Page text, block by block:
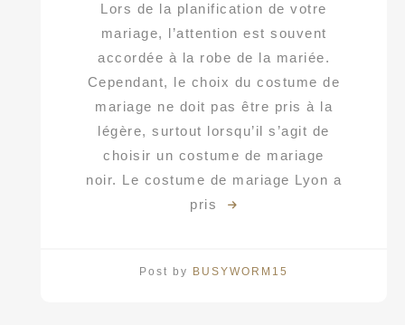
Lors de la planification de votre
mariage, l’attention est souvent
accordée à la robe de la mariée.
Cependant, le choix du costume de
mariage ne doit pas être pris à la
légère, surtout lorsqu’il s’agit de
choisir un costume de mariage
noir. Le costume de mariage Lyon a
pris
Post by BUSYWORM15